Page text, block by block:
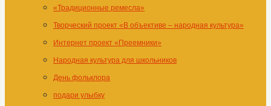
«Традиционные ремесла»
Творческий проект «В объективе – народная культура»
Интернет проект «Преемники»
Народная культура для школьников
День фольклора
подари улыбку